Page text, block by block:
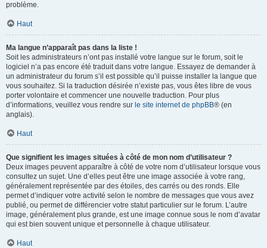
problème.
Haut
Ma langue n’apparaît pas dans la liste !
Soit les administrateurs n’ont pas installé votre langue sur le forum, soit le
logiciel n’a pas encore été traduit dans votre langue. Essayez de demander à
un administrateur du forum s’il est possible qu’il puisse installer la langue que
vous souhaitez. Si la traduction désirée n’existe pas, vous êtes libre de vous
porter volontaire et commencer une nouvelle traduction. Pour plus
d’informations, veuillez vous rendre sur le site internet de phpBB® (en
anglais).
Haut
Que signifient les images situées à côté de mon nom d’utilisateur ?
Deux images peuvent apparaître à côté de votre nom d’utilisateur lorsque vous
consultez un sujet. Une d’elles peut être une image associée à votre rang,
généralement représentée par des étoiles, des carrés ou des ronds. Elle
permet d’indiquer votre activité selon le nombre de messages que vous avez
publié, ou permet de différencier votre statut particulier sur le forum. L’autre
image, généralement plus grande, est une image connue sous le nom d’avatar
qui est bien souvent unique et personnelle à chaque utilisateur.
Haut